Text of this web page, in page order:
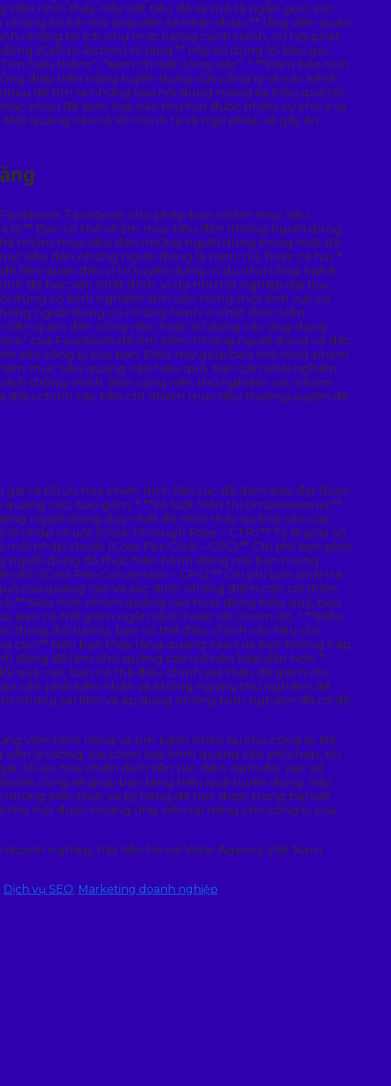
nhìn thấy. Hãy viết tiêu đề và mô tả ngắn gọn, súc
lợi ích mà ứng viên sẽ nhận được:** Ứng viên quan
những lợi ích như mức lương cạnh tranh, cơ hội phát
(Call-to-Action) rõ ràng:** Hãy sử dụng lời kêu gọi
hiểu thêm”, “Xem chi tiết công việc”. * **Đảm bảo tính
điệp trên trang tuyển dụng của công ty và các kênh
để tìm ra những loại nội dung mang lại hiệu quả tốt
nhau để xem loại nào thu hút được nhiều sự chú ý và
quảng cáo có lỗi chính tả và ngữ pháp sẽ gây ấn
Facebook cho phép bạn nhắm mục tiêu
lý:** Bạn có thể nhắm mục tiêu đến những người dùng
nhắm mục tiêu đến những người dùng trong một độ
tiêu đến những người dùng là nam, nữ, hoặc cả hai. *
liên quan đến vị trí tuyển dụng, ví dụ như công nghệ,
độ học vấn nhất định, ví dụ như tốt nghiệp đại học,
dùng có kinh nghiệm làm việc trong một lĩnh vực cụ
người dùng có những hành vi nhất định trên
quan đến công việc, hoặc sử dụng các ứng dụng
của Facebook để tìm kiếm những người dùng có đặc
vào công ty của bạn. Điều này giúp bạn mở rộng phạm
mục tiêu quảng cáo hiệu quả, bạn cần phải nghiên
thông minh. Bạn cũng nên thử nghiệm các nhóm
điều chỉnh các tiêu chí nhắm mục tiêu thường xuyên để
và tối ưu hóa chiến dịch liên tục để đảm bảo đạt được
cáo, bao gồm: * **Số lượt hiển thị (Impressions):**
người dùng duy nhất đã nhìn thấy quảng cáo của
nhấp chuột (Click-Through Rate – CTR):** Tỷ lệ giữa số
nhấp chuột (Cost-Per-Click – CPC):** Chi phí bạn phải
người dùng đã thực hiện hành động mà bạn mong
(Cost-Per-Conversion – CPC):** Chi phí bạn phải trả
của quảng cáo và xác định những điểm cần cải thiện.
Nếu một nhóm quảng cáo hoạt động hiệu quả, bạn
bạn có thể giảm ngân sách hoặc tắt nhóm đó. * **Điều
đúng đối tượng, bạn có thể điều chỉnh các tiêu chí
Nếu bạn thấy rằng quảng cáo của bạn không hấp
động để làm cho quảng cáo trở nên hấp dẫn hơn. *
quá cao, bạn có thể điều chỉnh giá thầu để giảm chi
cần phải kiên nhẫn và không ngừng thử nghiệm để
những sai lầm và áp dụng những kinh nghiệm đã có để
viên tiềm năng và tìm kiếm nhân tài cho công ty. Để
lý tưởng, lựa chọn loại hình quảng cáo phù hợp, tối
tối ưu hóa chiến dịch liên tục. Bên cạnh đó, việc sử
cũng sẽ giúp bạn tăng hiệu quả tuyển dụng. Hãy
kiến thức và kỹ năng đã học được trong bài viết
thu hút được những ứng viên tài năng cho công ty của
nghiệp, hãy liên hệ với Vstar Agency Việt Nam
, Dịch vụ SEO, Marketing doanh nghiệp.